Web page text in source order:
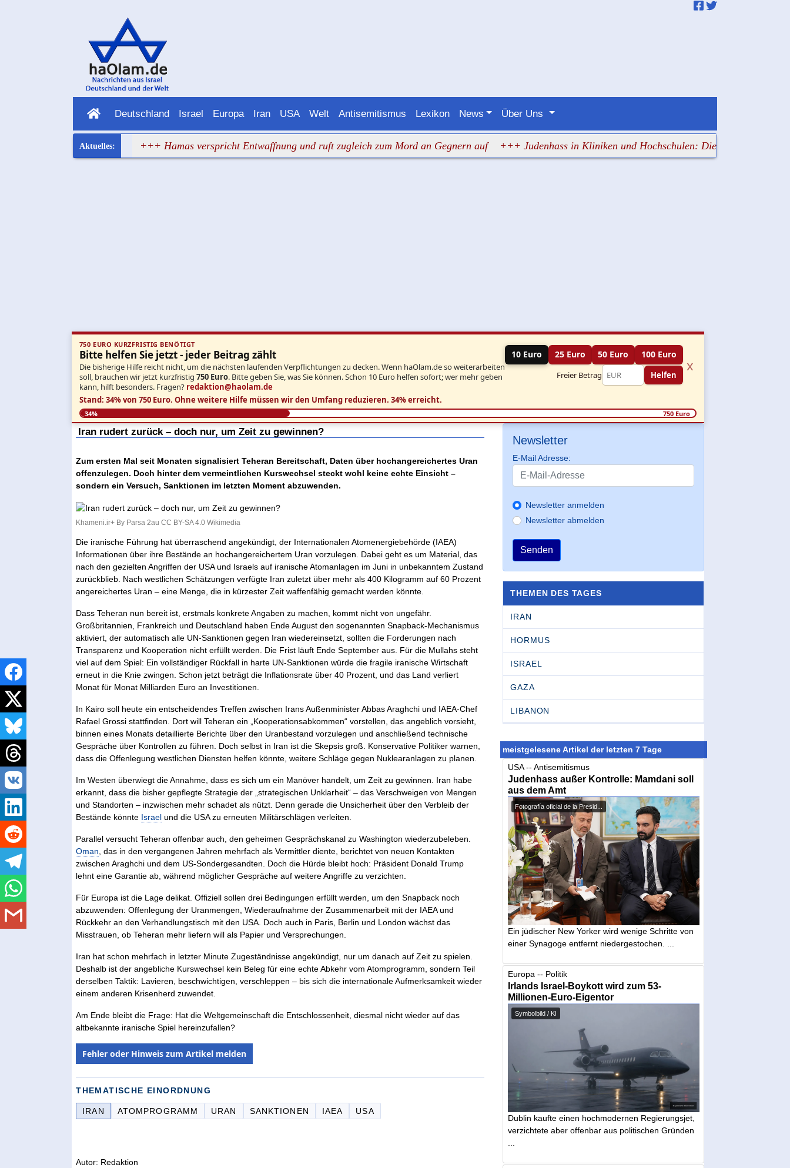
Deutschland Israel Europa Iran USA Welt Antisemitismus Lexikon News Über Uns
hat wieder versagt +++ Hamas verspricht Entwaffnung und ruft zugleich zum Mord an Gegnern auf +++ Judenhass in Kliniken und Hochschulen: Die Verantwortlichen
750 EURO KURZFRISTIG BENÖTIGT
Bitte helfen Sie jetzt - jeder Beitrag zählt
Die bisherige Hilfe reicht nicht, um die nächsten laufenden Verpflichtungen zu decken. Wenn haOlam.de so weiterarbeiten
soll, brauchen wir jetzt kurzfristig 750 Euro. Bitte geben Sie, was Sie können. Schon 10 Euro helfen sofort; wer mehr geben
kann, hilft besonders. Fragen? redaktion@haolam.de
10 Euro 25 Euro 50 Euro 100 Euro
Freier Betrag Helfen
x
Stand: 34% von 750 Euro. Ohne weitere Hilfe müssen wir den Umfang reduzieren. 34% erreicht.
34% 750 Euro
Iran rudert zurück – doch nur, um Zeit zu gewinnen?
Zum ersten Mal seit Monaten signalisiert Teheran Bereitschaft, Daten über hochangereichertes Uran
offenzulegen. Doch hinter dem vermeintlichen Kurswechsel steckt wohl keine echte Einsicht –
sondern ein Versuch, Sanktionen im letzten Moment abzuwenden.
Khameni.ir+ By Parsa 2au CC BY-SA 4.0 Wikimedia
Die iranische Führung hat überraschend angekündigt, der Internationalen Atomenergiebehörde (IAEA)
Informationen über ihre Bestände an hochangereichertem Uran vorzulegen. Dabei geht es um Material, das
nach den gezielten Angriffen der USA und Israels auf iranische Atomanlagen im Juni in unbekanntem Zustand
zurückblieb. Nach westlichen Schätzungen verfügte Iran zuletzt über mehr als 400 Kilogramm auf 60 Prozent
angereichertes Uran – eine Menge, die in kürzester Zeit waffenfähig gemacht werden könnte.
Dass Teheran nun bereit ist, erstmals konkrete Angaben zu machen, kommt nicht von ungefähr.
Großbritannien, Frankreich und Deutschland haben Ende August den sogenannten Snapback-Mechanismus
aktiviert, der automatisch alle UN-Sanktionen gegen Iran wiedereinsetzt, sollten die Forderungen nach
Transparenz und Kooperation nicht erfüllt werden. Die Frist läuft Ende September aus. Für die Mullahs steht
viel auf dem Spiel: Ein vollständiger Rückfall in harte UN-Sanktionen würde die fragile iranische Wirtschaft
erneut in die Knie zwingen. Schon jetzt beträgt die Inflationsrate über 40 Prozent, und das Land verliert
Monat für Monat Milliarden Euro an Investitionen.
In Kairo soll heute ein entscheidendes Treffen zwischen Irans Außenminister Abbas Araghchi und IAEA-Chef
Rafael Grossi stattfinden. Dort will Teheran ein „Kooperationsabkommen“ vorstellen, das angeblich vorsieht,
binnen eines Monats detaillierte Berichte über den Uranbestand vorzulegen und anschließend technische
Gespräche über Kontrollen zu führen. Doch selbst in Iran ist die Skepsis groß. Konservative Politiker warnen,
dass die Offenlegung westlichen Diensten helfen könnte, weitere Schläge gegen Nuklearanlagen zu planen.
Im Westen überwiegt die Annahme, dass es sich um ein Manöver handelt, um Zeit zu gewinnen. Iran habe
erkannt, dass die bisher gepflegte Strategie der „strategischen Unklarheit“ – das Verschweigen von Mengen
und Standorten – inzwischen mehr schadet als nützt. Denn gerade die Unsicherheit über den Verbleib der
Bestände könnte Israel und die USA zu erneuten Militärschlägen verleiten.
Parallel versucht Teheran offenbar auch, den geheimen Gesprächskanal zu Washington wiederzubeleben.
Oman , das in den vergangenen Jahren mehrfach als Vermittler diente, berichtet von neuen Kontakten
zwischen Araghchi und dem US-Sondergesandten. Doch die Hürde bleibt hoch: Präsident Donald Trump
lehnt eine Garantie ab, während möglicher Gespräche auf weitere Angriffe zu verzichten.
Für Europa ist die Lage delikat. Offiziell sollen drei Bedingungen erfüllt werden, um den Snapback noch
abzuwenden: Offenlegung der Uranmengen, Wiederaufnahme der Zusammenarbeit mit der IAEA und
Rückkehr an den Verhandlungstisch mit den USA. Doch auch in Paris, Berlin und London wächst das
Misstrauen, ob Teheran mehr liefern will als Papier und Versprechungen.
Iran hat schon mehrfach in letzter Minute Zugeständnisse angekündigt, nur um danach auf Zeit zu spielen.
Deshalb ist der angebliche Kurswechsel kein Beleg für eine echte Abkehr vom Atomprogramm, sondern Teil
derselben Taktik: Lavieren, beschwichtigen, verschleppen – bis sich die internationale Aufmerksamkeit wieder
einem anderen Krisenherd zuwendet.
Am Ende bleibt die Frage: Hat die Weltgemeinschaft die Entschlossenheit, diesmal nicht wieder auf das
altbekannte iranische Spiel hereinzufallen?
Fehler oder Hinweis zum Artikel melden
THEMATISCHE EINORDNUNG
IRAN ATOMPROGRAMM URAN SANKTIONEN IAEA USA
Autor: Redaktion
Newsletter
E-Mail Adresse:
Newsletter anmelden
Newsletter abmelden
Senden
THEMEN DES TAGES
IRAN
HORMUS
ISRAEL
GAZA
LIBANON
meistgelesene Artikel der letzten 7 Tage
USA -- Antisemitismus
Judenhass außer Kontrolle: Mamdani soll
aus dem Amt
Fotografía oficial de la Presid...
Ein jüdischer New Yorker wird wenige Schritte von
einer Synagoge entfernt niedergestochen. ...
Europa -- Politik
Irlands Israel-Boykott wird zum 53-
Millionen-Euro-Eigentor
Symbolbild / KI
Dublin kaufte einen hochmodernen Regierungsjet,
verzichtete aber offenbar aus politischen Gründen